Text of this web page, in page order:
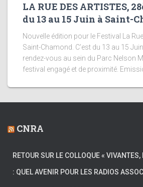
LA RUE DES ARTISTES,
du 13 au 15 Juin à Saint-
Nouvelle édition pour le Festival La
Saint-Chamond. C’est du 13 au 15
rendez-vous au sein du Parc Nelson
festival engagé et de proximité.
CNRA
RETOUR SUR LE COLLOQUE «
: QUEL AVENIR POUR LES RADIOS